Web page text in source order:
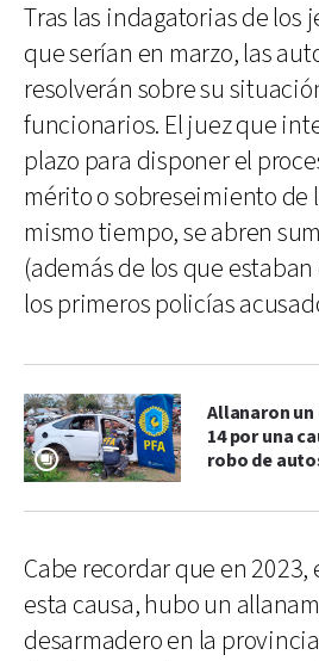
Tras las indagatorias de los
que serían en marzo, las
resolverán sobre su
funcionarios. El juez que
plazo para disponer el
mérito o sobreseimiento de
mismo tiempo, se abren
(además de los que
los primeros policías
Allanaron
14 por una
robo de
Cabe recordar que en 2023,
esta causa, hubo un
desarmadero en la